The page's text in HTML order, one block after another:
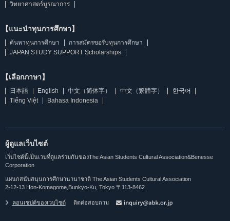
วิทยาศาสตร์บูรณาการ
【แนะนำทุนการศึกษา】
ค้นหาทุนการศึกษา
การสมัครขอรับทุนการศึกษา
JAPAN STUDY SUPPORT Scholarships
【เลือกภาษา】
日本語 English 中文（简体字） 中文（繁體字）
한국어
Tiếng Việt
Bahasa Indonesia
ผู้ดูแลเว็บไซต์
เว็บไซต์นี้เป็นเวบที่ดูแลร่วมกันของThe Asian Students Cultural Association&Benesse
Corporation
แผนกสนับสนุนการศึกษานานาชาติ The Asian Students Cultural Association
2-12-13 Hon-Komagome,Bunkyo-Ku, Tokyo 〒113-8462
คอนเซปต์ของเวบไซต์ ติดต่อสอบถาม